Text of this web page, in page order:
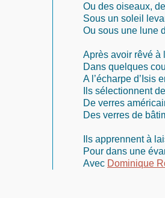
Ou des oiseaux,
Sous un soleil
Ou sous une lune
Après avoir rêvé à
Dans quelques
A l’écharpe d’Isis
Ils sélectionnent
De verres
Des verres de
Ils apprennent à
Pour dans une
Avec Dominique